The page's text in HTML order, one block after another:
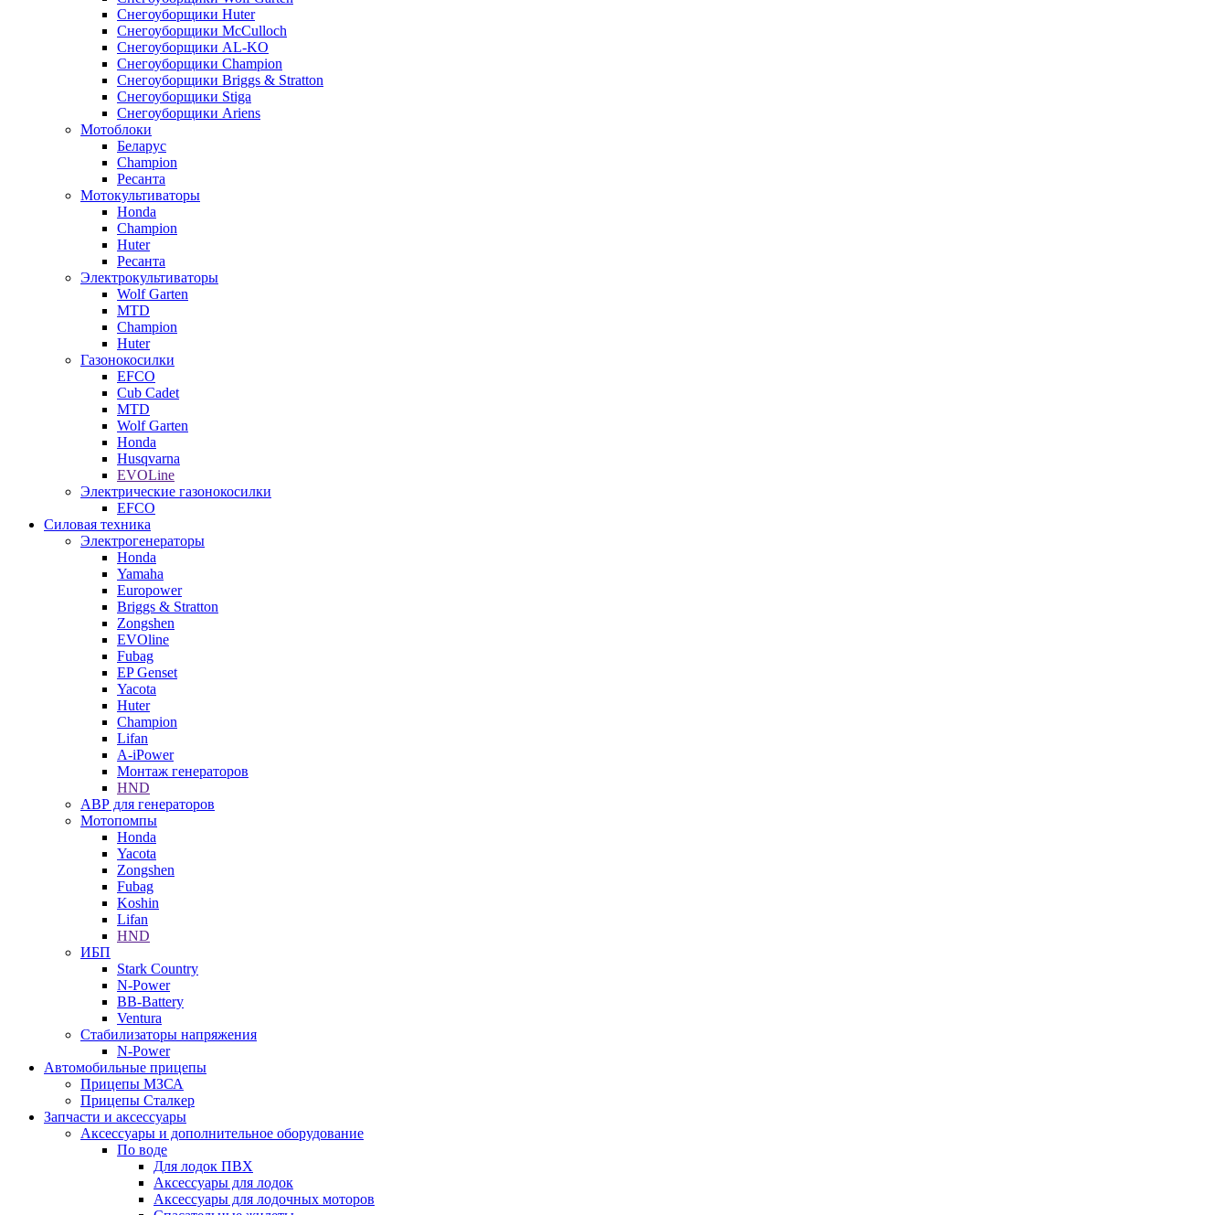
Снегоуборщики Huter
Снегоуборщики McCulloch
Снегоуборщики AL-KO
Снегоуборщики Champion
Снегоуборщики Briggs & Stratton
Снегоуборщики Stiga
Снегоуборщики Ariens
Мотоблоки
Беларус
Champion
Ресанта
Мотокультиваторы
Honda
Champion
Huter
Ресанта
Электрокультиваторы
Wolf Garten
MTD
Champion
Huter
Газонокосилки
EFCO
Cub Cadet
MTD
Wolf Garten
Honda
Husqvarna
EVOLine
Электрические газонокосилки
EFCO
Силовая техника
Электрогенераторы
Honda
Yamaha
Europower
Briggs & Stratton
Zongshen
EVOline
Fubag
EP Genset
Yacota
Huter
Champion
Lifan
A-iPower
Монтаж генераторов
HND
АВР для генераторов
Мотопомпы
Honda
Yacota
Zongshen
Fubag
Koshin
Lifan
HND
ИБП
Stark Country
N-Power
BB-Battery
Ventura
Стабилизаторы напряжения
N-Power
Автомобильные прицепы
Прицепы МЗСА
Прицепы Сталкер
Запчасти и аксессуары
Аксессуары и дополнительное оборудование
По воде
Для лодок ПВХ
Аксессуары для лодок
Аксессуары для лодочных моторов